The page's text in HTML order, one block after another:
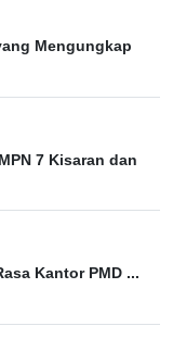
Mengungkap
7 Kisaran dan
Kantor PMD ...